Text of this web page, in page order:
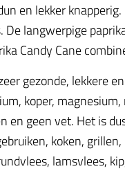
en lekker
De langwerpige
Candy Cane
gezonde, lekkere
koper,
en geen vet. Het is
koken,
lamsvlees,